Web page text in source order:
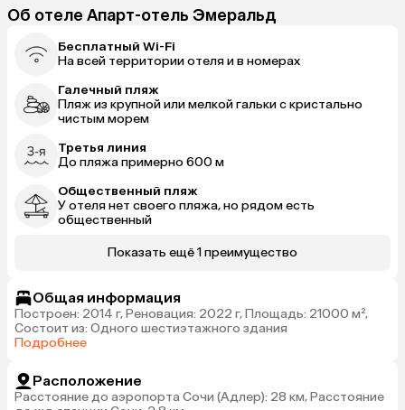
Об отеле Апарт-отель Эмеральд
Бесплатный Wi-Fi
На всей территории отеля и в номерах
Галечный пляж
Пляж из крупной или мелкой гальки с кристально
чистым морем
Третья линия
До пляжа примерно 600 м
Общественный пляж
У отеля нет своего пляжа, но рядом есть
общественный
Показать ещё 1 преимущество
Общая информация
Построен: 2014 г, Реновация: 2022 г, Площадь: 21000 м²,
Состоит из: Одного шестиэтажного здания
Подробнее
Расположение
Расстояние до аэропорта Сочи (Адлер): 28 км, Расстояние